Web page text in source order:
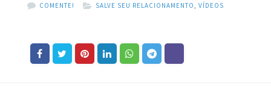
COMENTE!
SALVE SEU RELACIONAMENTO VÍDEOS